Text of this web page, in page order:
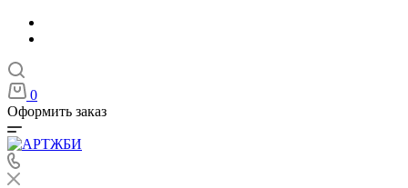
0
Оформить заказ